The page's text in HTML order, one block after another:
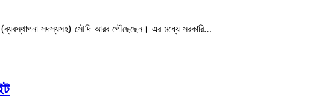
সদস্যসহ) সৌদি আরব পৌঁছেছেন। এর মধ্যে সরকারি…